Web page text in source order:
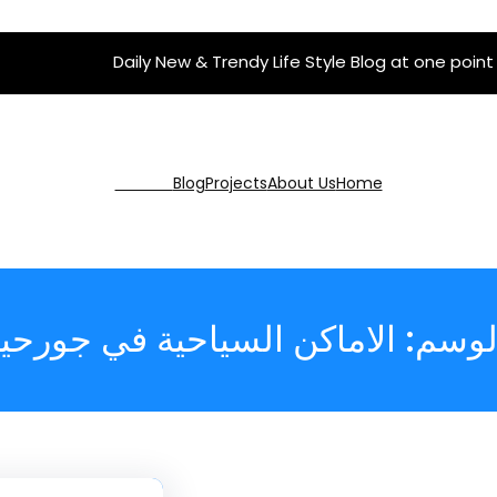
Daily New & Trendy Life Style Blog at one point
Home
About Us
Projects
Blog
الاماكن السياحية في